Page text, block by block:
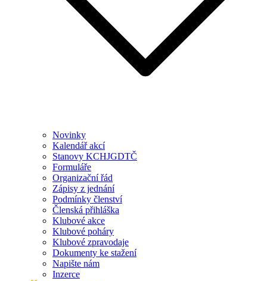
Novinky
Kalendář akcí
Stanovy KCHJGDTČ
Formuláře
Organizační řád
Zápisy z jednání
Podmínky členství
Členská přihláška
Klubové akce
Klubové poháry
Klubové zpravodaje
Dokumenty ke stažení
Napište nám
Inzerce